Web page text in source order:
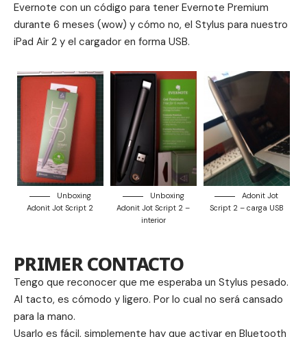
Evernote con un código para tener Evernote Premium
durante 6 meses (wow) y cómo no, el Stylus para nuestro
iPad Air 2 y el cargador en forma USB.
Unboxing
Adonit Jot Script 2
Unboxing
Adonit Jot Script 2 –
interior
Adonit Jot
Script 2 – carga USB
PRIMER CONTACTO
Tengo que reconocer que me esperaba un Stylus pesado.
Al tacto, es cómodo y ligero. Por lo cual no será cansado
para la mano.
Usarlo es fácil, simplemente hay que activar en Bluetooth